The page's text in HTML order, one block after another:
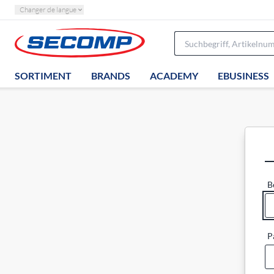
Changer de langue
SORTIMENT BRANDS ACADEMY EBUSINESS